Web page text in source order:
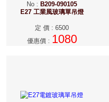
No : B209-090105
E27 工業風玻璃單吊燈
定 價 : 6500
優惠價: 1080